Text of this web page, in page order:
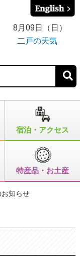
8月09日（日）
二戸の天気
宿泊・アクセス
特産品・お土産
知らせ